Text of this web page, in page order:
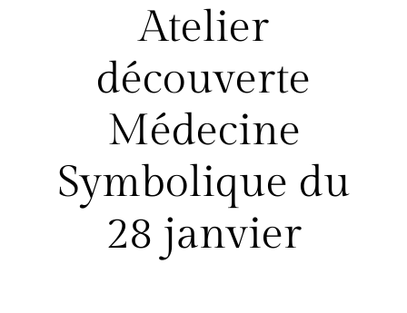
Atelier
découverte
Médecine
Symbolique du
28 janvier